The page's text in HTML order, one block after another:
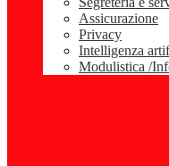
Assicurazione
Privacy
Intelligenza
Modulistica /